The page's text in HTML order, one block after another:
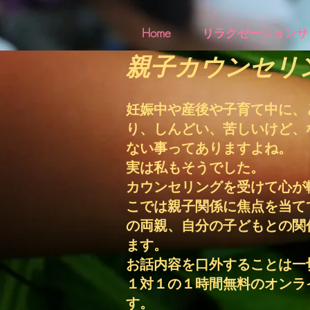
Home リラクゼーション
親子カウンセリ
妊娠中や産後や子育て中に
り、しんどい、苦しいけど
ない事ってありますよね。
実は私もそうでした。
カウンセリングを受けて心
こでは親子関係に焦点を当
の両親、自分の子どもとの
ます。
お話内容を口外することは
１対１の１時間無料のオン
す。